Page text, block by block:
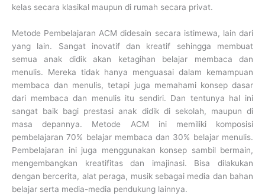
kelas secara klasikal maupun di rumah secara privat.
Metode Pembelajaran ACM didesain secara istimewa, lain dari
yang lain. Sangat inovatif dan kreatif sehingga membuat
semua anak didik akan ketagihan belajar membaca dan
menulis. Mereka tidak hanya menguasai dalam kemampuan
membaca dan menulis, tetapi juga memahami konsep dasar
dari membaca dan menulis itu sendiri. Dan tentunya hal ini
sangat baik bagi prestasi anak didik di sekolah, maupun di
masa depannya. Metode ACM ini memiliki komposisi
pembelajaran 70% belajar membaca dan 30% belajar menulis.
Pembelajaran ini juga menggunakan konsep sambil bermain,
mengembangkan kreatifitas dan imajinasi. Bisa dilakukan
dengan bercerita, alat peraga, musik sebagai media dan bahan
belajar serta media-media pendukung lainnya.